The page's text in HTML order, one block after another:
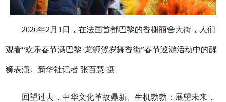
2026年2月1日，在法国首都巴黎的香榭丽舍大街，人们
观看“欢乐春节满巴黎·龙狮贺岁舞香街”春节巡游活动中的醒
狮表演。新华社记者 张百慧 摄
回望过去，中华文化革故鼎新、生机勃勃；展望未来，